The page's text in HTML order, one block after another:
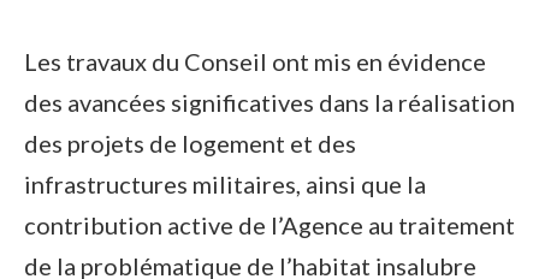
Les travaux du Conseil ont mis en évidence
des avancées significatives dans la réalisation
des projets de logement et des
infrastructures militaires, ainsi que la
contribution active de l’Agence au traitement
de la problématique de l’habitat insalubre